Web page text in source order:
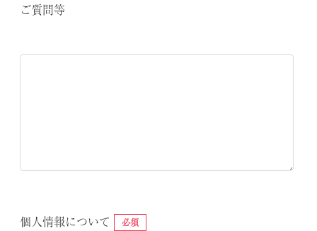
ご質問等
個人情報について 必須